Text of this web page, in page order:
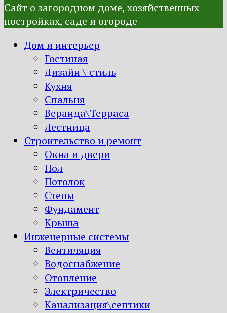
Сайт о загородном доме, хозяйственных
постройках, саде и огороде
Дом и интерьер
Гостиная
Дизайн \ стиль
Кухня
Спальня
Веранда\Терраса
Лестница
Строительство и ремонт
Окна и двери
Пол
Потолок
Стены
Фундамент
Крыша
Инженерные системы
Вентиляция
Водоснабжение
Отопление
Электричество
Канализация\септики